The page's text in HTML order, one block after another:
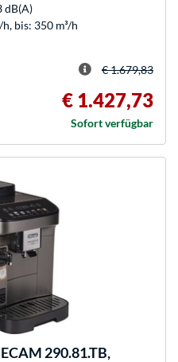
dB(A)
bis: 350 m³/h
€ 1.679,83
€ 1.427,73
Sofort verfügbar
290.81.TB,